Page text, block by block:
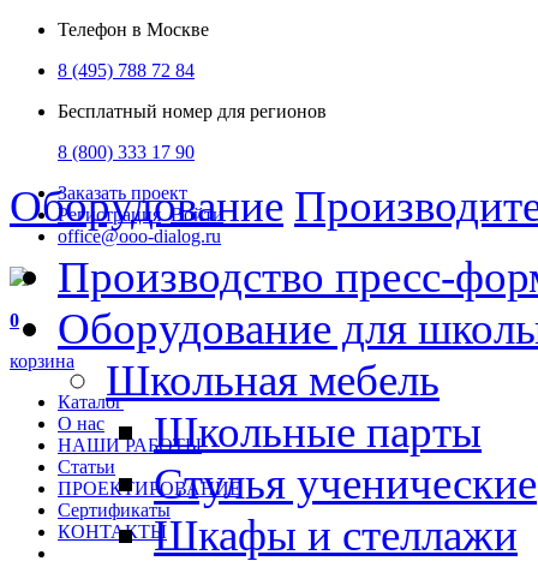
Телефон в Москве
8 (495) 788 72 84
Бесплатный номер для регионов
8 (800) 333 17 90
Заказать проект
Регистрация Войти
office@ooo-dialog.ru
0
корзина
Каталог
О нас
НАШИ РАБОТЫ
Статьи
ПРОЕКТИРОВАНИЕ
Сертификаты
КОНТАКТЫ
Оборудование
Производство пресс-
Оборудование для
Школьная мебель
Школьные парты
Стулья ученические
Шкафы и стеллажи